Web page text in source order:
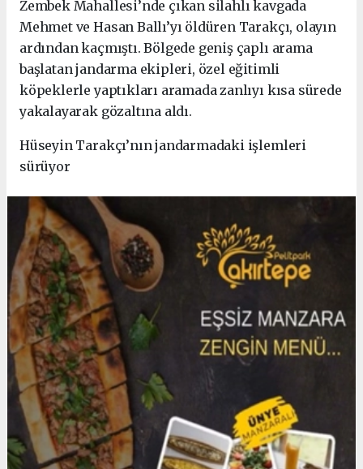
Zembek Mahallesi’nde çıkan silahlı kavgada
Mehmet ve Hasan Ballı’yı öldüren Tarakçı, olayın
ardından kaçmıştı. Bölgede geniş çaplı arama
başlatan jandarma ekipleri, özel eğitimli
köpeklerle yaptıkları aramada zanlıyı kısa sürede
yakalayarak gözaltına aldı.
Hüseyin Tarakçı’nın jandarmadaki işlemleri
sürüyor